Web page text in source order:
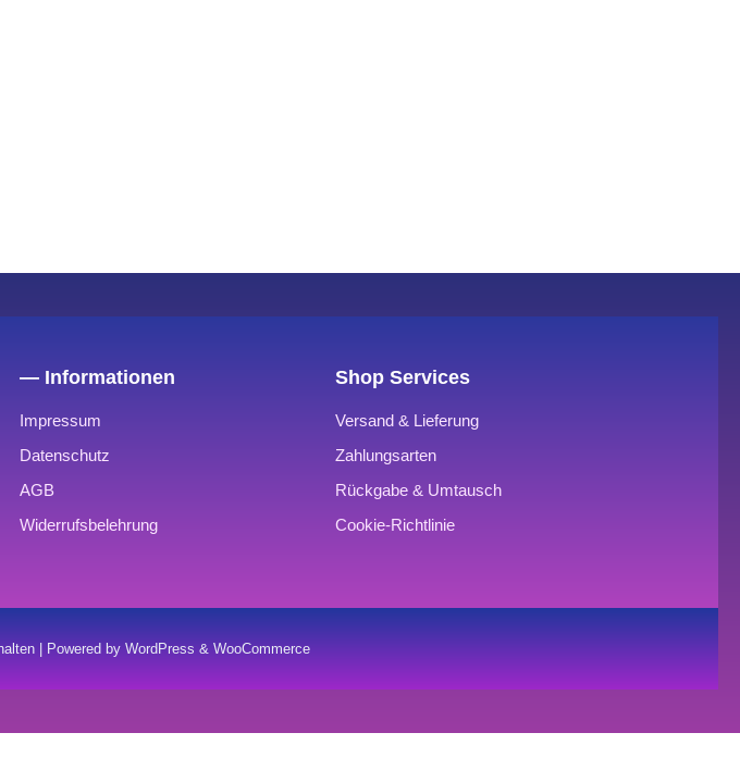
— Informationen
Impressum
Datenschutz
AGB
Widerrufsbelehrung
Shop Services
Versand & Lieferung
Zahlungsarten
Rückgabe & Umtausch
Cookie-Richtlinie
| Powered by WordPress & WooCommerce